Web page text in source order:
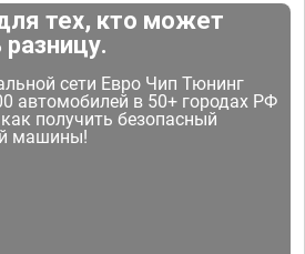
тех, кто может
сети Евро Чип Тюнинг
автомобилей в 50+ городах РФ
получить безопасный
машины!